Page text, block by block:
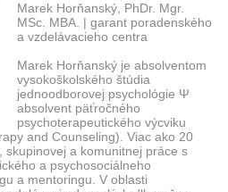
Marek Horňanský, PhDr. Mgr.
MSc. MBA. | garant poradenského
a vzdelávacieho centra
Marek Horňanský je absolventom
vysokoškolského štúdia
jednoodborovej psychológie Ψ
absolvent päťročného
psychoterapeutického výcviku
and Counseling). Viac ako 20
skupinovej a komunitnej práce s
a psychosociálneho
a mentoringu. V oblasti